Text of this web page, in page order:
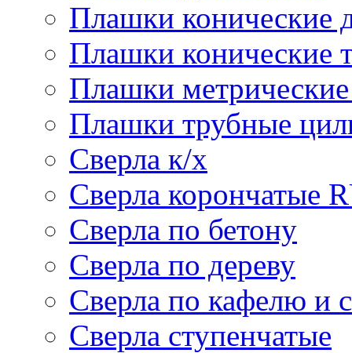
Плашки
Плашки конические
Плашки
Плашки трубные
Сверла к/х
Сверла корончатые
Сверла по бетону
Сверла по дереву
Сверла по кафелю и
Сверла ступенчатые